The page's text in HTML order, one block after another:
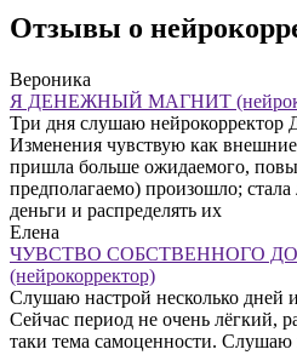
Отзывы о
Вероника
Я ДЕНЕЖНЫЙ МАГНИТ
Три дня слушаю
Изменения чувствую как
пришла больше ожидаемого,
предполагаемо) произошло; стала
деньги и распределять их
Елена
ЧУВСТВО СОБСТВЕННОГО
(нейрокорректор)
Слушаю настрой несколько дней
Сейчас период не очень лёгкий,
таки тема самоценности. Слушаю